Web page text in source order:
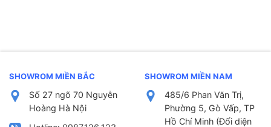
SHOWROM MIỀN BẮC
Số 27 ngõ 70 Nguyễn
Hoàng Hà Nội
SHOWROM MIỀN NAM
485/6 Phan Văn Trị,
Phường 5, Gò Vấp, TP
Hồ Chí Minh (Đối diện